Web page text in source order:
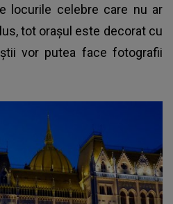
locurile celebre care nu ar
tot orașul este decorat cu
vor putea face fotografii